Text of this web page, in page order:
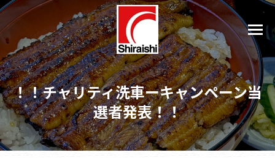
！！チャリティ洗車ーキャンペーン当
選者発表！！